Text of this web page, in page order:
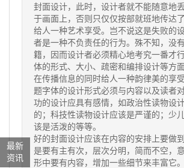
封面设计，此时，设计者就不能随意地
于画面上，否则只仅仅按部就班地传达
给人一种艺术享受。岂不说这是失败的
者是一种不负责任的行为。殊不知，没
籍，因而设计者必须精心地考究一番才
体的形式、大小、疏密和编排设计等方
在传播信息的同时给人一种韵律美的享
题字体的设计形式必须与内容以及读者
功的设计应具有感情，如政治性读物设
的；科技性读物设计应该是严谨的；少
该是活泼的等等。
好的封面设计应该在内容的安排上要做
是要有主有次，层次分明，简而不空，
形中要有内容，增加一些细节来丰富它
最新
资讯